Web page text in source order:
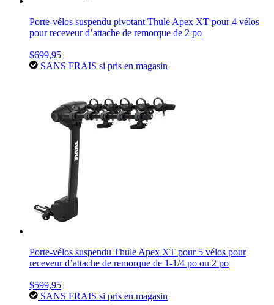
Porte-vélos suspendu pivotant Thule Apex XT pour 4 vélos
pour receveur d’attache de remorque de 2 po
$699,95
SANS FRAIS si pris en magasin
Porte-vélos suspendu Thule Apex XT pour 5 vélos pour
receveur d’attache de remorque de 1-1/4 po ou 2 po
$599,95
SANS FRAIS si pris en magasin